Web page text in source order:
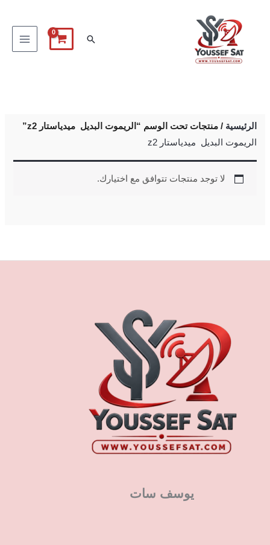
البحث
الرئيسية / منتجات تحت الوسم “الريموت البديل ميدياستار z2”
الريموت البديل ميدياستار z2
لا توجد منتجات تتوافق مع اختيارك.
يوسف سات